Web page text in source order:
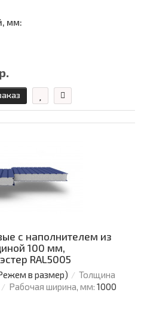
мм:
с наполнителем из
100 мм,
RAL5005
в размер)
Толщина
Рабочая ширина, мм: 1000